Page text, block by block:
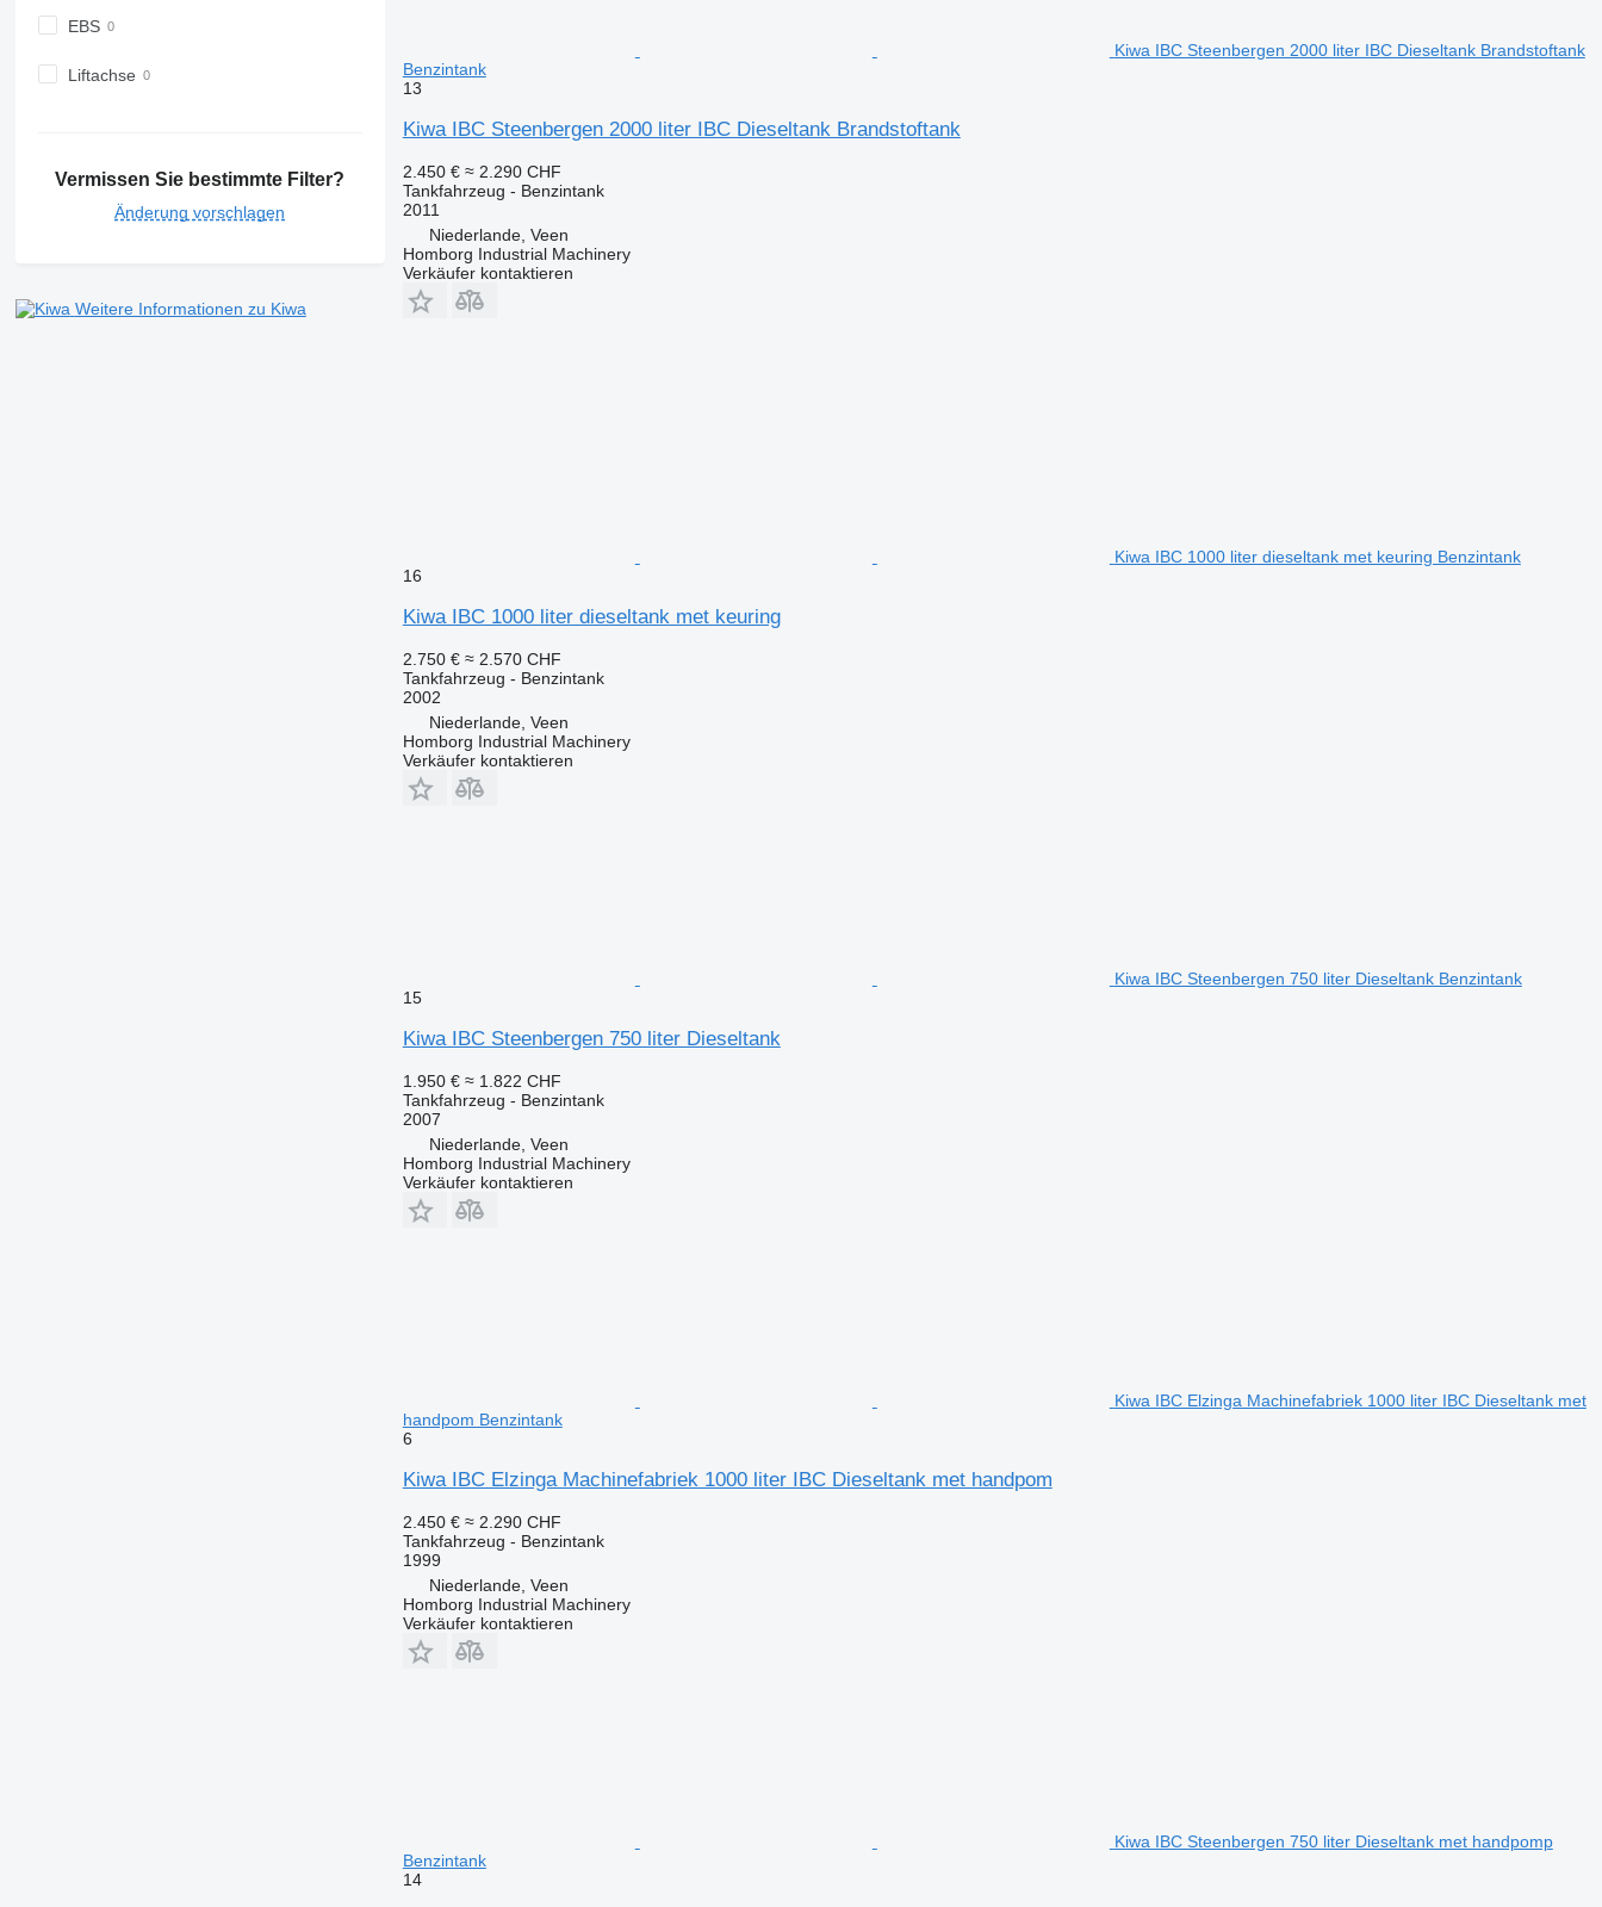
EBS
Liftachse
Vermissen Sie bestimmte Filter?
Änderung vorschlagen
Weitere Informationen zu Kiwa
Kiwa IBC Steenbergen 2000 liter IBC Dieseltank Brandstoftank
Benzintank
13
Kiwa IBC Steenbergen 2000 liter IBC Dieseltank Brandstoftank
2.450 € ≈ 2.290 CHF
Tankfahrzeug - Benzintank
2011
Niederlande, Veen
Homborg Industrial Machinery
Verkäufer kontaktieren
Kiwa IBC 1000 liter dieseltank met keuring Benzintank
16
Kiwa IBC 1000 liter dieseltank met keuring
2.750 € ≈ 2.570 CHF
Tankfahrzeug - Benzintank
2002
Niederlande, Veen
Homborg Industrial Machinery
Verkäufer kontaktieren
Kiwa IBC Steenbergen 750 liter Dieseltank Benzintank
15
Kiwa IBC Steenbergen 750 liter Dieseltank
1.950 € ≈ 1.822 CHF
Tankfahrzeug - Benzintank
2007
Niederlande, Veen
Homborg Industrial Machinery
Verkäufer kontaktieren
Kiwa IBC Elzinga Machinefabriek 1000 liter IBC Dieseltank met
handpom Benzintank
6
Kiwa IBC Elzinga Machinefabriek 1000 liter IBC Dieseltank met handpom
2.450 € ≈ 2.290 CHF
Tankfahrzeug - Benzintank
1999
Niederlande, Veen
Homborg Industrial Machinery
Verkäufer kontaktieren
Kiwa IBC Steenbergen 750 liter Dieseltank met handpomp
Benzintank
14